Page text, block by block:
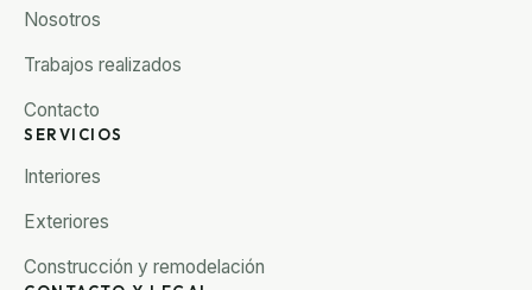
Nosotros
Trabajos realizados
Contacto
SERVICIOS
Interiores
Exteriores
Construcción y remodelación